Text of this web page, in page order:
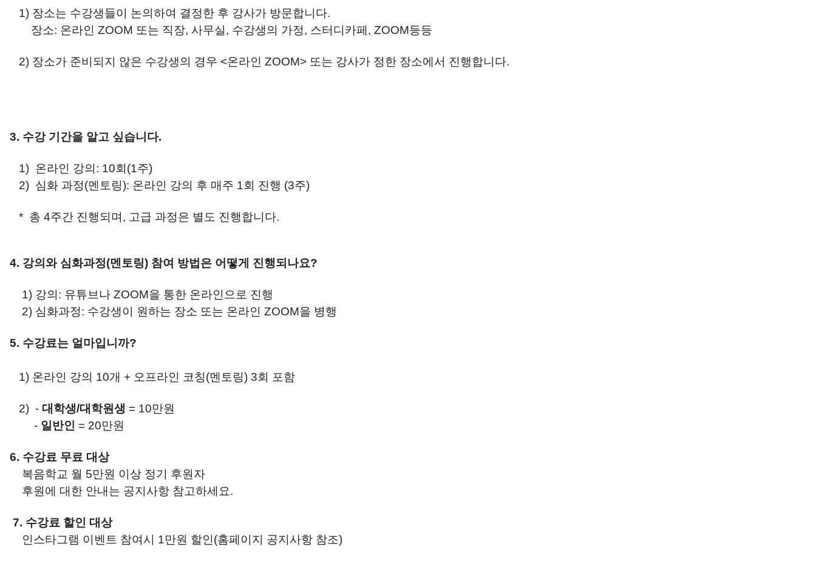
1) 장소는 수강생들이 논의하여 결정한 후 강사가 방문합니다.
장소: 온라인 ZOOM 또는 직장, 사무실, 수강생의 가정, 스터디카페, ZOOM등등
2) 장소가 준비되지 않은 수강생의 경우 <온라인 ZOOM> 또는 강사가 정한 장소에서 진행합니다.
3. 수강 기간을 알고 싶습니다.
1) 온라인 강의: 10회(1주)
2) 심화 과정(멘토링): 온라인 강의 후 매주 1회 진행 (3주)
* 총 4주간 진행되며, 고급 과정은 별도 진행합니다.
4. 강의와 심화과정(멘토링) 참여 방법은 어떻게 진행되나요?
1) 강의: 유튜브나 ZOOM을 통한 온라인으로 진행
2) 심화과정: 수강생이 원하는 장소 또는 온라인 ZOOM을 병행
5. 수강료는 얼마입니까?
1) 온라인 강의 10개 + 오프라인 코칭(멘토링) 3회 포함
2) - 대학생/대학원생 = 10만원
- 일반인 = 20만원
6. 수강료 무료 대상
복음학교 월 5만원 이상 정기 후원자
후원에 대한 안내는 공지사항 참고하세요.
7. 수강료 할인 대상
인스타그램 이벤트 참여시 1만원 할인(홈페이지 공지사항 참조)